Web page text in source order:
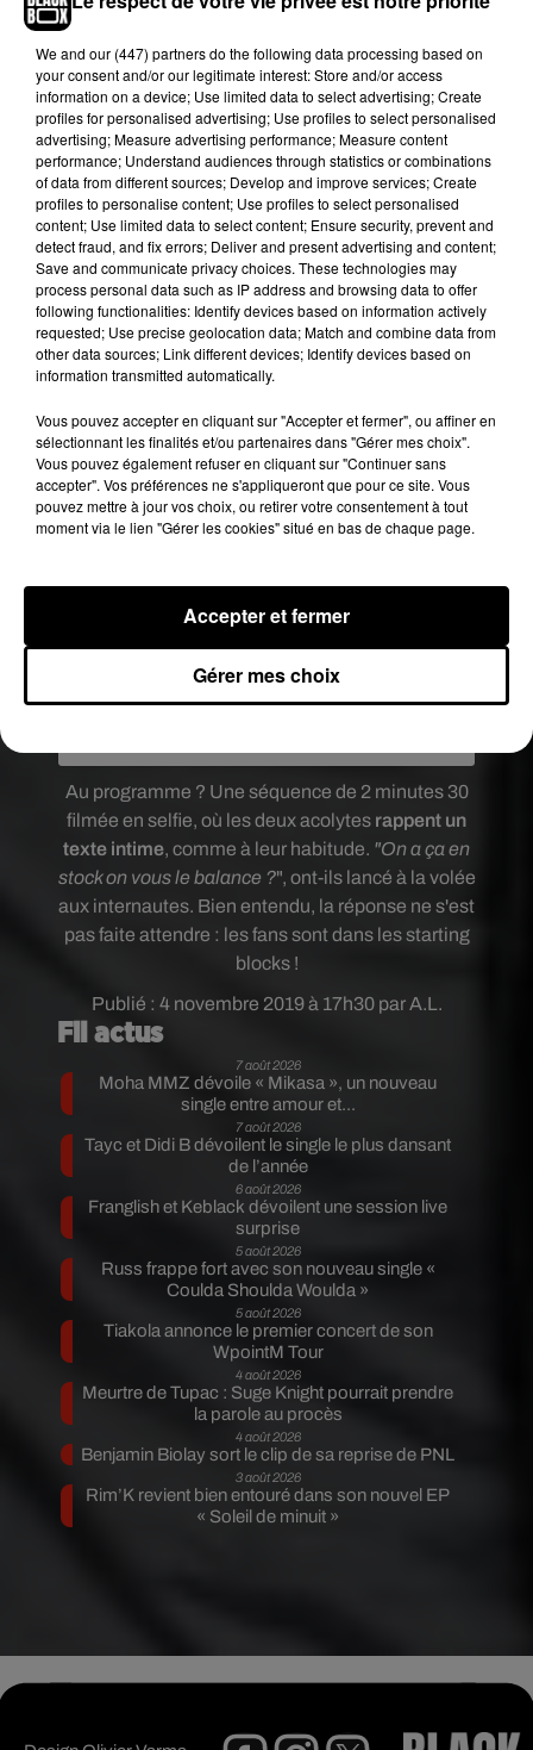
Publié : 4 novembre 2019 à 17h30 par A.L.
Si cet évènement fut un véritable coup dur pour
les deux autres membres restants,Aketo et
Tunisiano, les deux jeunes artistes continuent
leur ascention et viennent de dévoiler une
nouvelle vidéo Instagram dans laquelle les
internautes ont pu entendreun freestyle
totalement inédit. Dans leur studio, les deux
rappeurs prennent à leur tour le micro pour rapper
chacun leur couplet.
Voir cette publication sur Instagram
On a ça en stock on vous le balance ?
Au programme ? Une séquence de 2 minutes 30
filmée en selfie, où les deux acolytes rappent un
texte intime, comme à leur habitude. "On a ça en
stock on vous le balance ?", ont-ils lancé à la volée
aux internautes. Bien entendu, la réponse ne s'est
pas faite attendre : les fans sont dans les starting
blocks !
Fil actus
7 août 2026
Moha MMZ dévoile « Mikasa », un nouveau
single entre amour et...
7 août 2026
Tayc et Didi B dévoilent le single le plus dansant
de l’année
6 août 2026
Franglish et Keblack dévoilent une session live
surprise
5 août 2026
Russ frappe fort avec son nouveau single «
Coulda Shoulda Woulda »
5 août 2026
Tiakola annonce le premier concert de son
WpointM Tour
4 août 2026
Meurtre de Tupac : Suge Knight pourrait prendre
la parole au procès
4 août 2026
Benjamin Biolay sort le clip de sa reprise de PNL
3 août 2026
Rim’K revient bien entouré dans son nouvel EP
« Soleil de minuit »
We and our (447) partnersdo the following data processing based on
your consent and/or our legitimate interest: Store and/or access
information on a device; Use limited data to select advertising; Create
profiles for personalised advertising; Use profiles to select personalised
advertising; Measure advertising performance; Measure content
performance; Understand audiences through statistics or combinations
of data from different sources; Develop and improve services; Create
profiles to personalise content; Use profiles to select personalised
content; Use limited data to select content; Ensure security, prevent and
detect fraud, and fix errors; Deliver and present advertising and content;
Save and communicate privacy choices. These technologies may
process personal data such as IP address and browsing data to offer
following functionalities: Identify devices based on information actively
requested; Use precise geolocation data; Match and combine data from
other data sources; Link different devices; Identify devices based on
information transmitted automatically.
Vous pouvez accepter en cliquant sur "Accepter et fermer", ou affiner en
sélectionnant les finalités et/ou partenaires dans "Gérer mes choix".
Vous pouvez également refuser en cliquant sur "Continuer sans
accepter". Vos préférences ne s'appliqueront que pour ce site. Vous
pouvez mettre à jour vos choix, ou retirer votre consentement à tout
moment via le lien "Gérer les cookies" situé en bas de chaque page.
Gérer mes choix
Accepter et fermer